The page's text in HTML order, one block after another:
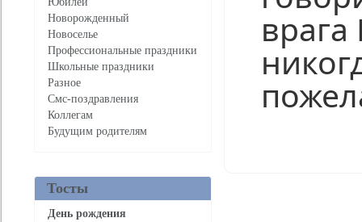
Новорожденный
Новоселье
Профессиональные праздники
Школьные праздники
Разное
Смс-поздравления
Коллегам
Будущим родителям
Тосты
День рождения